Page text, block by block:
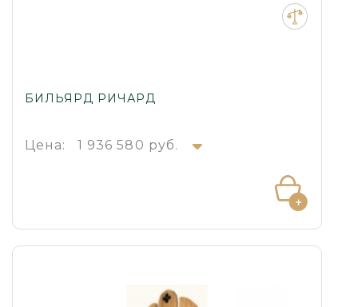
БИЛЬЯРД РИЧАРД
Цена: 1 936 580 руб.